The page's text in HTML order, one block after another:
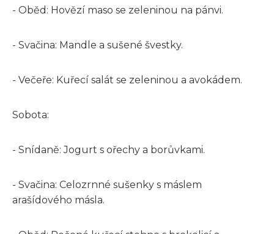
- Oběd: Hovězí maso se zeleninou na pánvi.
- Svačina: Mandle a sušené švestky.
- Večeře: Kuřecí salát se zeleninou a avokádem.
Sobota:
- Snídaně: Jogurt s ořechy a borůvkami.
- Svačina: Celozrnné sušenky s máslem
arašídového másla.